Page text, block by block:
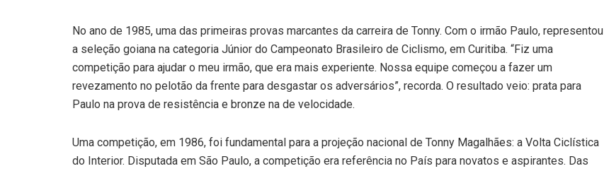
No ano de 1985, uma das primeiras provas marcantes da carreira de Tonny. Com o irmão Paulo, representou
a seleção goiana na categoria Júnior do Campeonato Brasileiro de Ciclismo, em Curitiba. “Fiz uma
competição para ajudar o meu irmão, que era mais experiente. Nossa equipe começou a fazer um
revezamento no pelotão da frente para desgastar os adversários”, recorda. O resultado veio: prata para
Paulo na prova de resistência e bronze na de velocidade.
Uma competição, em 1986, foi fundamental para a projeção nacional de Tonny Magalhães: a Volta Ciclística
do Interior. Disputada em São Paulo, a competição era referência no País para novatos e aspirantes. Das